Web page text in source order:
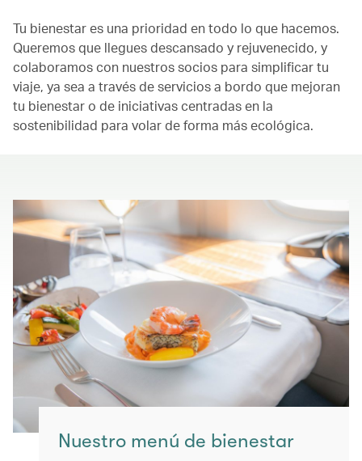
Tu bienestar es una prioridad en todo lo que hacemos.
Queremos que llegues descansado y rejuvenecido, y
colaboramos con nuestros socios para simplificar tu
viaje, ya sea a través de servicios a bordo que mejoran
tu bienestar o de iniciativas centradas en la
sostenibilidad para volar de forma más ecológica.
Nuestro menú de bienestar